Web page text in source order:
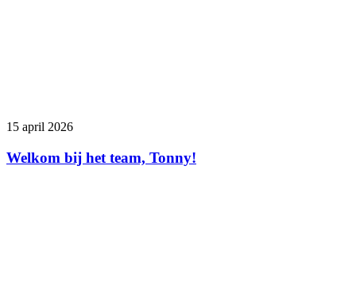
15 april 2026
Welkom bij het team, Tonny!